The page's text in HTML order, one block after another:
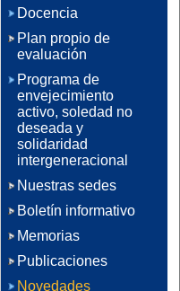
Docencia
Plan propio de
evaluación
Programa de
envejecimiento
activo, soledad no
deseada y
solidaridad
intergeneracional
Nuestras sedes
Boletín informativo
Memorias
Publicaciones
Novedades